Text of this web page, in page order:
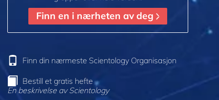
Finn en i nærheten av deg
Finn din nærmeste Scientology Organisasjon
Bestill et gratis hefte
En beskrivelse av Scientology